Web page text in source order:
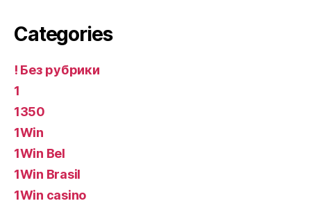
Categories
! Без рубрики
1
1350
1Win
1Win Bel
1Win Brasil
1Win casino